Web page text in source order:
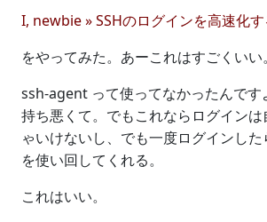
I, newbie » SSHのログインを高速化す
をやってみた。あーこれはすごくいい。
ssh-agent って使ってなかったんです
持ち悪くて。でもこれならログインは
ゃいけないし、でも一度ログインし
を使い回してくれる。
これはいい。